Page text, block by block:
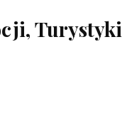
Turystyki